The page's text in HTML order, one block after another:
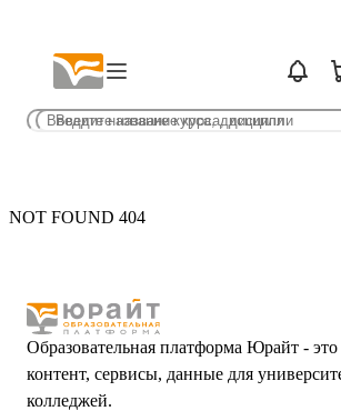
NOT FOUND 404
Образовательная платформа Юрайт -
контент, сервисы, данные для
колледжей.